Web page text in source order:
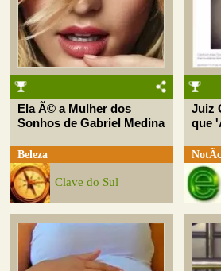
Ela Ã© a Mulher dos
Sonhos de Gabriel Medina
Beleza
Clave do Sul
Juiz
que